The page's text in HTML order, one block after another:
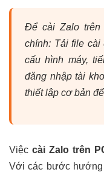
Để cài Zalo
chính: Tải file cài
cấu hình máy,
đăng nhập tài
thiết lập cơ bản
Việc cài Zalo trên
Với các bước hướng